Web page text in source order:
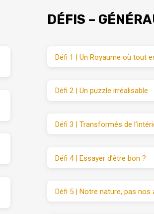
DÉFIS –
Défi 1 | Un Royaume où tout
Défi 2 | Un puzzle irréalisable
Défi 3 | Transformés de
Défi 4 | Essayer d’être bon ?
Défi 5 | Notre nature, pas nos